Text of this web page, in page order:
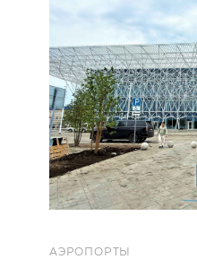
АЭРОПОРТЫ